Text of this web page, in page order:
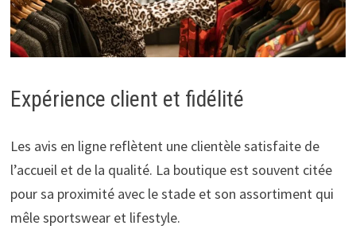
Expérience client et fidélité
Les avis en ligne reflètent une clientèle satisfaite de
l’accueil et de la qualité. La boutique est souvent citée
pour sa proximité avec le stade et son assortiment qui
mêle sportswear et lifestyle.